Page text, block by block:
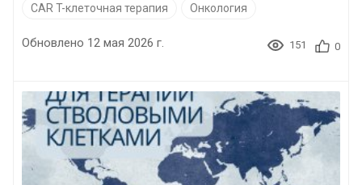
CAR T-клеточная терапия Онкология
Обновлено 12 мая 2026 г. 151 0